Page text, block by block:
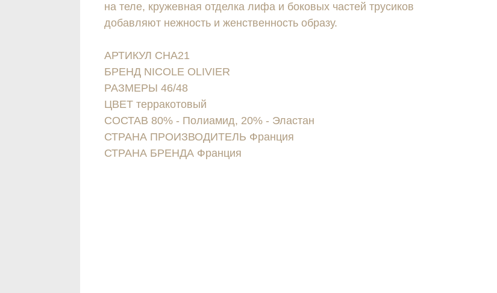
на теле, кружевная отделка лифа и боковых частей трусиков
добавляют нежность и женственность образу.
АРТИКУЛ CHA21
БРЕНД NICOLE OLIVIER
РАЗМЕРЫ 46/48
ЦВЕТ терракотовый
СОСТАВ 80% - Полиамид, 20% - Эластан
СТРАНА ПРОИЗВОДИТЕЛЬ Франция
СТРАНА БРЕНДА Франция